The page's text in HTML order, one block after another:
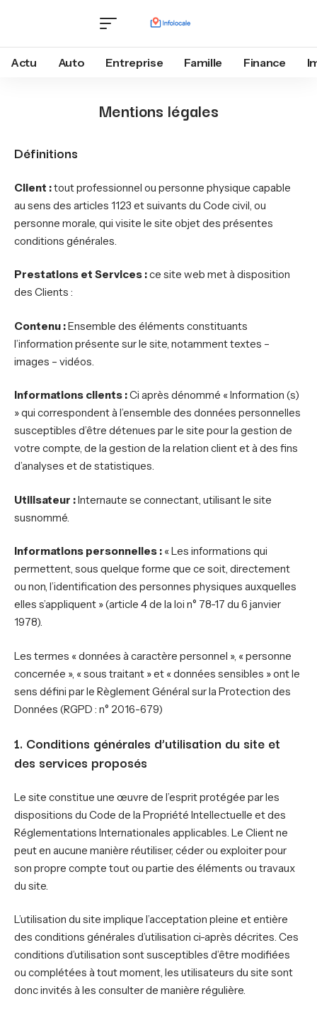
Actu Auto Entreprise Famille Finance
Mentions légales
Définitions
Client :tout professionnel ou personne physique capable
au sens des articles 1123 et suivants du Code civil, ou
personne morale, qui visite le site objet des présentes
conditions générales.
Prestations et Services :ce site web met à disposition
des Clients :
Contenu :Ensemble des éléments constituants
l’information présente sur le site, notamment textes –
images – vidéos.
Informations clients :Ci après dénommé « Information (s)
» qui correspondent à l’ensemble des données personnelles
susceptibles d’être détenues par le site pour la gestion de
votre compte, de la gestion de la relation client et à des fins
d’analyses et de statistiques.
Utilisateur :Internaute se connectant, utilisant le site
susnommé.
Informations personnelles : « Les informations qui
permettent, sous quelque forme que ce soit, directement
ou non, l’identification des personnes physiques auxquelles
elles s’appliquent » (article 4 de la loi n° 78-17 du 6 janvier
1978).
Les termes « données à caractère personnel », « personne
concernée », « sous traitant » et « données sensibles » ont le
sens défini par le Règlement Général sur la Protection des
Données (RGPD : n° 2016-679)
1. Conditions générales d’utilisation du site et
des services proposés
Le site constitue une œuvre de l’esprit protégée par les
dispositions du Code de la Propriété Intellectuelle et des
Réglementations Internationales applicables. Le Client ne
peut en aucune manière réutiliser, céder ou exploiter pour
son propre compte tout ou partie des éléments ou travaux
du site.
L’utilisation du site implique l’acceptation pleine et entière
des conditions générales d’utilisation ci-après décrites. Ces
conditions d’utilisation sont susceptibles d’être modifiées
ou complétées à tout moment, les utilisateurs du site sont
donc invités à les consulter de manière régulière.